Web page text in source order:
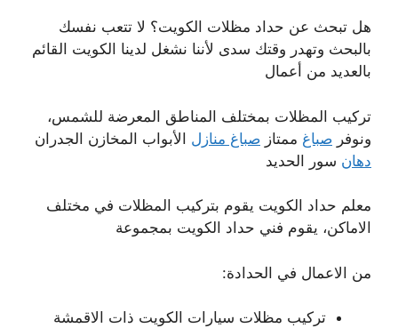
هل تبحث عن حداد مظلات الكويت؟ لا تتعب نفسك
بالبحث وتهدر وقتك سدى لأننا نشغل لدينا الكويت القائم
بالعديد من أعمال
تركيب المظلات بمختلف المناطق المعرضة للشمس،
ونوفر صباغ ممتاز صباغ منازل الأبواب المخازن الجدران
دهان سور الحديد
معلم حداد الكويت يقوم بتركيب المظلات في مختلف
الاماكن، يقوم فني حداد الكويت بمجموعة
من الاعمال في الحدادة:
تركيب مظلات سيارات الكويت ذات الاقمشة